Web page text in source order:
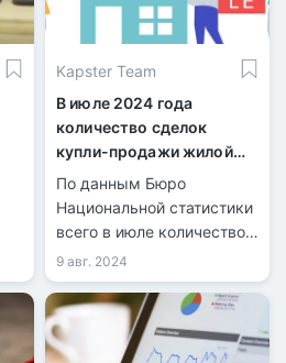
Kapster Team
В июле 2024 года
количество сделок
купли-продажи жилой
недвижимости
увеличилось на 21,7%
По данным Бюро
Национальной статистики
всего в июле количество
зарегистрированных
сделок купли-продажи
жилья составило 40 099,
из них 9 126 по
индивидуальным домам и
9 авг. 2024